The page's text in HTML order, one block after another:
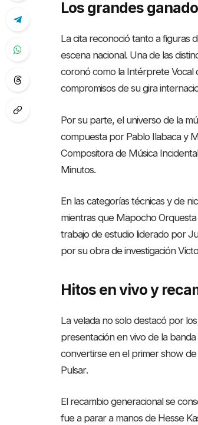
Los grandes
La cita reconoció tanto a figuras
escena nacional. Una de las
coronó como la Intérprete
compromisos de su gira
Por su parte, el universo de la
compuesta por Pablo Ilabaca y
Compositora de Música
Minutos.
En las categorías técnicas y de
mientras que Mapocho
trabajo de estudio liderado por
por su obra de investigación
Hitos en vivo y
La velada no solo destacó por
presentación en vivo de la
convertirse en el primer show
Pulsar.
El recambio generacional se
fue a parar a manos de Hesse